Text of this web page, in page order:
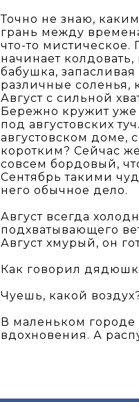
Точно не знаю,
грань между
что-то
начинает
бабушка, запасливая
различные соленья,
Август с сильной
Бережно кружит уже
под августовских
августовском доме,
коротким? Сейчас
совсем бордовый,
Сентябрь такими
него обычное дело.
Август всегда
подхватывающего
Август хмурый, он
Как говорил
Чуешь, какой
В маленьком городе
вдохновения. А